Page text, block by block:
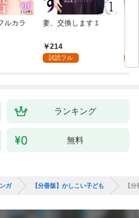
ルカラ
妻、交換します１
214
試読フル
な
ランキング
無料
ガ 【分冊版】かしこい子ども 【